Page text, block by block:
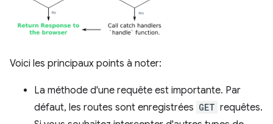
Voici les principaux points à noter:
La méthode d'une requête est importante. Par
défaut, les routes sont enregistrées GET requêtes.